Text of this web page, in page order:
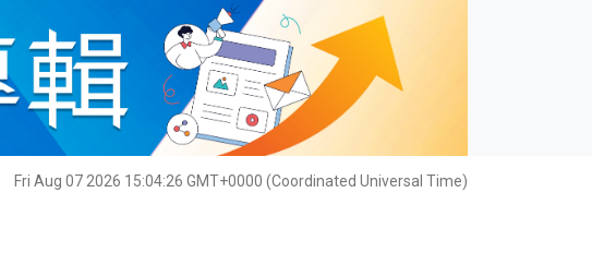
Fri Aug 07 2026 15:04:27 GMT+0000 (Coordinated Universal Time)
名家榜 灼見活動 關於我們